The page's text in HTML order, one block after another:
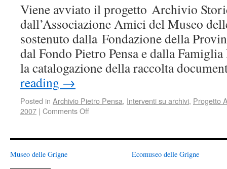
Viene avviato il progetto Archivio
dall’Associazione Amici del Museo
sostenuto dalla Fondazione della
dal Fondo Pietro Pensa e dalla
la catalogazione della raccolta
reading →
Posted in Archivio Pietro Pensa, Interventi su archivi, Progetto
2007 | Comments Off
Museo delle Grigne Ecomuseo delle Grigne